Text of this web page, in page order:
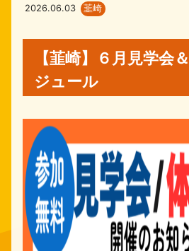
2026.06.03 韮崎
【韮崎】６月見学会
ジュール